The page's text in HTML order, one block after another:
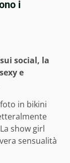
i
social, la
e
in bikini
show girl
sensualità